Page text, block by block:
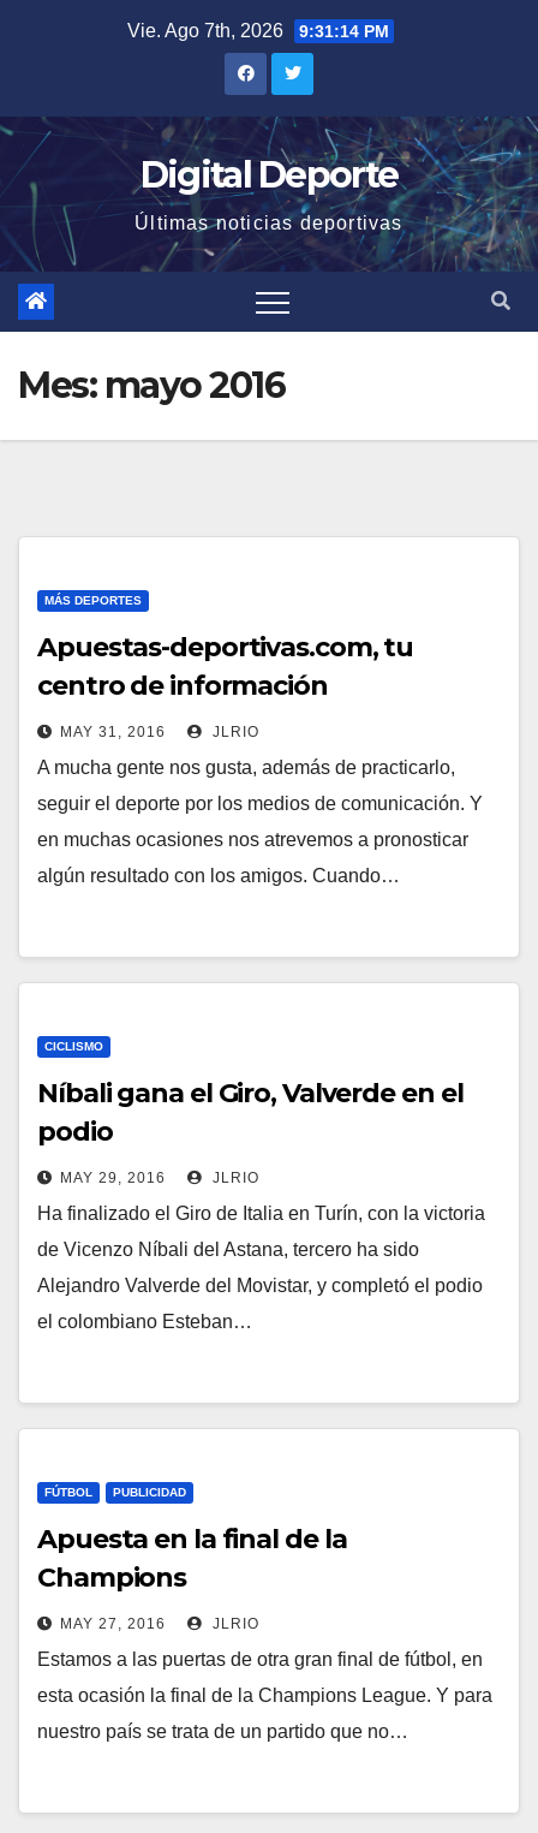
Vie. Ago 7th, 2026 9:31:14 PM
Digital Deporte
Últimas noticias deportivas
Mes: mayo 2016
MÁS DEPORTES
Apuestas-deportivas.com, tu
centro de información
MAY 31, 2016 JLRIO
A mucha gente nos gusta, además de practicarlo,
seguir el deporte por los medios de comunicación. Y
en muchas ocasiones nos atrevemos a pronosticar
algún resultado con los amigos. Cuando…
CICLISMO
Níbali gana el Giro, Valverde en el
podio
MAY 29, 2016 JLRIO
Ha finalizado el Giro de Italia en Turín, con la victoria
de Vicenzo Níbali del Astana, tercero ha sido
Alejandro Valverde del Movistar, y completó el podio
el colombiano Esteban…
FÚTBOL PUBLICIDAD
Apuesta en la final de la
Champions
MAY 27, 2016 JLRIO
Estamos a las puertas de otra gran final de fútbol, en
esta ocasión la final de la Champions League. Y para
nuestro país se trata de un partido que no…